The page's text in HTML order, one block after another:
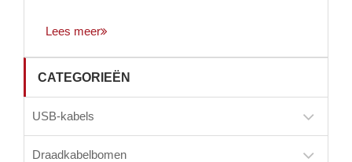
Lees meer
CATEGORIEËN
USB-kabels
Draadkabelbomen